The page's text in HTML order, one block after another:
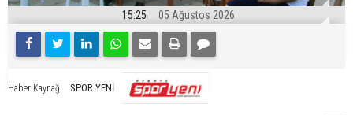
15:25 05 Ağustos 2026
Haber Kaynağı SPOR YENİ